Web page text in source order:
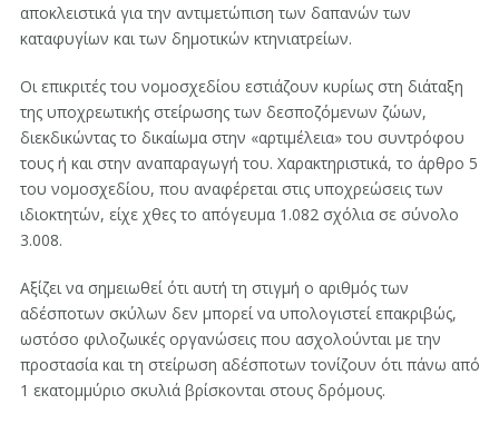
αποκλειστικά για την αντιμετώπιση των δαπανών των
καταφυγίων και των δημοτικών κτηνιατρείων.
Οι επικριτές του νομοσχεδίου εστιάζουν κυρίως στη διάταξη
της υποχρεωτικής στείρωσης των δεσποζόμενων ζώων,
διεκδικώντας το δικαίωμα στην «αρτιμέλεια» του συντρόφου
τους ή και στην αναπαραγωγή του. Χαρακτηριστικά, το άρθρο 5
του νομοσχεδίου, που αναφέρεται στις υποχρεώσεις των
ιδιοκτητών, είχε χθες το απόγευμα 1.082 σχόλια σε σύνολο
3.008.
Αξίζει να σημειωθεί ότι αυτή τη στιγμή ο αριθμός των
αδέσποτων σκύλων δεν μπορεί να υπολογιστεί επακριβώς,
ωστόσο φιλοζωικές οργανώσεις που ασχολούνται με την
προστασία και τη στείρωση αδέσποτων τονίζουν ότι πάνω από
1 εκατομμύριο σκυλιά βρίσκονται στους δρόμους.